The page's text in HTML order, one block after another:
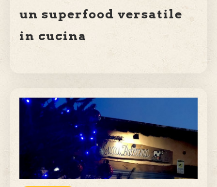
un superfood versatile
in cucina